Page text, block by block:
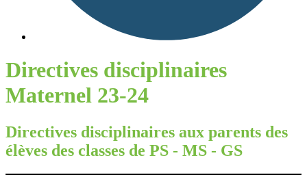
Directives disciplinaires
Maternel 23-24
Directives disciplinaires aux parents des
élèves des classes de PS - MS - GS